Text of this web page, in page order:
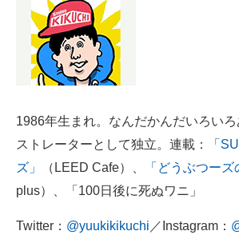
1986年生まれ。なんだかんだいろい
ストレーターとして独立。連載：
「
ズ」
（LEED Cafe）、 「どうぶつーズ
plus）、「100日後に死ぬワニ」
Twitter： @yuukikikuchi ／Instagram：